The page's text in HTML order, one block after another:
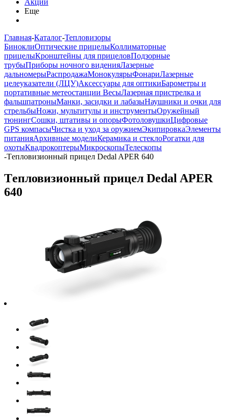
Акции
Еще
Главная-Каталог-Тепловизоры
БиноклиОптические прицелыКоллиматорные
прицелыКронштейны для прицеловПодзорные
трубыПриборы ночного виденияЛазерные
дальномерыРаспродажаМонокулярыФонариЛазерные
целеуказатели (ЛЦУ)Аксессуары для оптикиБарометры и
портативные метеостанции ВесыЛазерная пристрелка и
фальшпатроныМанки, засидки и лабазыНаушники и очки для
стрельбыНожи, мультитулы и инструментыОружейный
тюнингСошки, штативы и опорыФотоловушкиЦифровые
GPS компасыЧистка и уход за оружиемЭкипировкаЭлементы
питанияАрхивные моделиКерамика и стеклоРогатки для
охотыКвадрокоптерыМикроскопыТелескопы
-Tепловизионный прицел Dedal APER 640
Tепловизионный прицел Dedal APER
640